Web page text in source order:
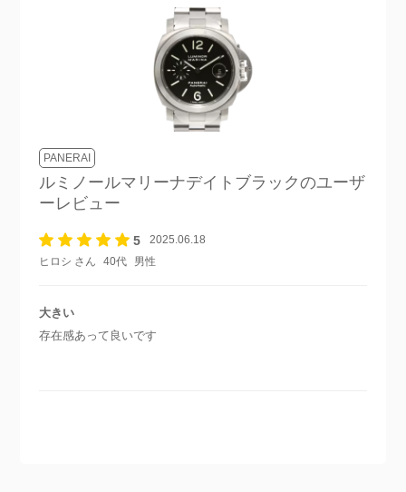
PANERAI
ルミノールマリーナデイトブラックのユーザ
ーレビュー
5
2025.06.18
ヒロシ さん
40代 男性
大きい
存在感あって良いです